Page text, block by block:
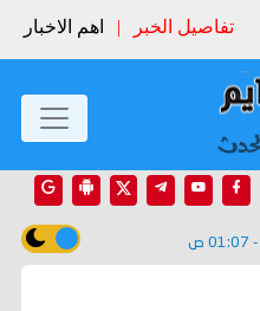
تفاصيل الخبر | اهم الاخبار